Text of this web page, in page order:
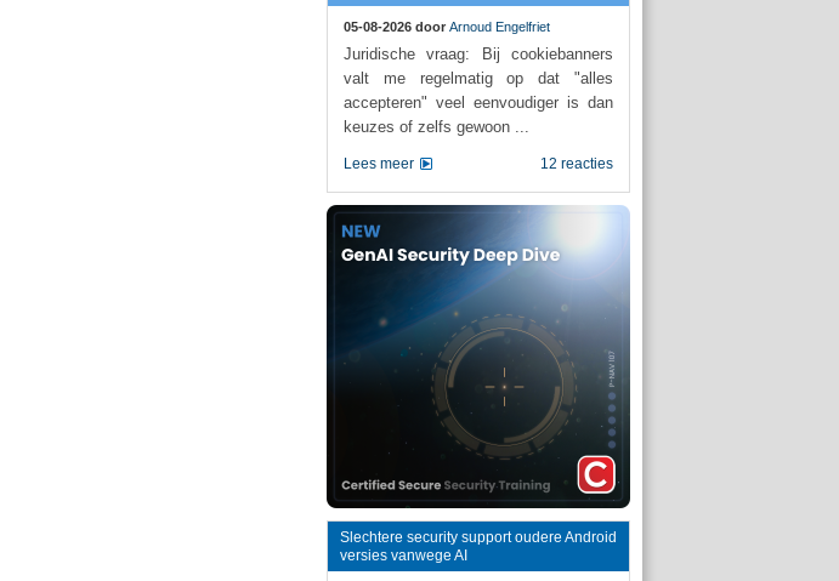
05-08-2026 door Arnoud Engelfriet
Juridische vraag: Bij cookiebanners
valt me regelmatig op dat "alles
accepteren" veel eenvoudiger is dan
keuzes of zelfs gewoon ...
12 reacties
Lees meer
Slechtere security support oudere Android
versies vanwege AI